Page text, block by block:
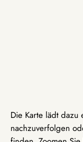
Die Karte lädt
nachzuverfolgen